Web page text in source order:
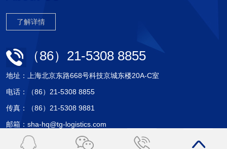
了解详情
（86）21-5308 8855
地址：上海北京东路668号科技京城东楼20A-C室
电话：（86）21-5308 8855
传真：（86）21-5308 9881
邮箱：sha-hq@tg-logistics.com
Copyright © 2017 上海天戈国际物流有限公司